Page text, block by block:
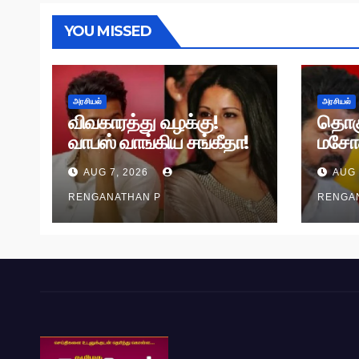
YOU MISSED
அரசியல்
விவகாரத்து வழக்கு!
வாபஸ் வாங்கிய சங்கீதா!
வழக்கு முடித்து வைப்பு!
AUG 7, 2026
RENGANATHAN P
அரசியல்
AUG